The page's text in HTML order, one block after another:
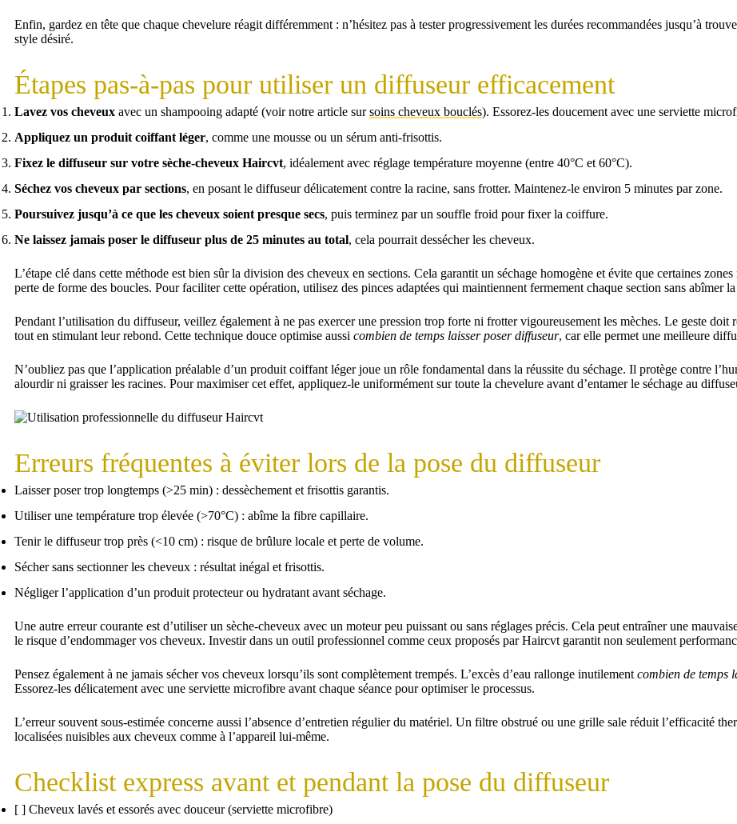
Enfin, gardez en tête que chaque chevelure réagit différemment : n’hésitez pas à tester progressivement les durées recommandées jusqu’à
style désiré.
Étapes pas-à-pas pour utiliser un diffuseur efficacement
Lavez vos cheveux avec un shampooing adapté (voir notre article sursoins cheveux bouclés). Essorez-les doucement avec une serviette
Appliquez un produit coiffant léger, comme une mousse ou un sérum anti-frisottis.
Fixez le diffuseur sur votre sèche-cheveux Haircvt, idéalement avec réglage température moyenne (entre 40°C et 60°C).
Séchez vos cheveux par sections, en posant le diffuseur délicatement contre la racine, sans frotter. Maintenez-le environ 5 minutes par zone.
Poursuivez jusqu’à ce que les cheveux soient presque secs, puis terminez par un souffle froid pour fixer la coiffure.
Ne laissez jamais poser le diffuseur plus de 25 minutes au total, cela pourrait dessécher les cheveux.
L’étape clé dans cette méthode est bien sûr la division des cheveux en sections. Cela garantit un séchage homogène et évite que certaines
perte de forme des boucles. Pour faciliter cette opération, utilisez des pinces adaptées qui maintiennent fermement chaque section sans abîmer
Pendant l’utilisation du diffuseur, veillez également à ne pas exercer une pression trop forte ni frotter vigoureusement les mèches. Le geste
tout en stimulant leur rebond. Cette technique douce optimise aussi combien de temps laisser poser diffuseur, car elle permet une meilleure
N’oubliez pas que l’application préalable d’un produit coiffant léger joue un rôle fondamental dans la réussite du séchage. Il protège contre
alourdir ni graisser les racines. Pour maximiser cet effet, appliquez-le uniformément sur toute la chevelure avant d’entamer le séchage au
Erreurs fréquentes à éviter lors de la pose du diffuseur
Laisser poser trop longtemps (>25 min) : dessèchement et frisottis garantis.
Utiliser une température trop élevée (>70°C) : abîme la fibre capillaire.
Tenir le diffuseur trop près (<10 cm) : risque de brûlure locale et perte de volume.
Sécher sans sectionner les cheveux : résultat inégal et frisottis.
Négliger l’application d’un produit protecteur ou hydratant avant séchage.
Une autre erreur courante est d’utiliser un sèche-cheveux avec un moteur peu puissant ou sans réglages précis. Cela peut entraîner une
le risque d’endommager vos cheveux. Investir dans un outil professionnel comme ceux proposés par Haircvt garantit non seulement
Pensez également à ne jamais sécher vos cheveux lorsqu’ils sont complètement trempés. L’excès d’eau rallonge inutilement combien de temps
Essorez-les délicatement avec une serviette microfibre avant chaque séance pour optimiser le processus.
L’erreur souvent sous-estimée concerne aussi l’absence d’entretien régulier du matériel. Un filtre obstrué ou une grille sale réduit l’efficacité
localisées nuisibles aux cheveux comme à l’appareil lui-même.
Checklist express avant et pendant la pose du diffuseur
[ ] Cheveux lavés et essorés avec douceur (serviette microfibre)